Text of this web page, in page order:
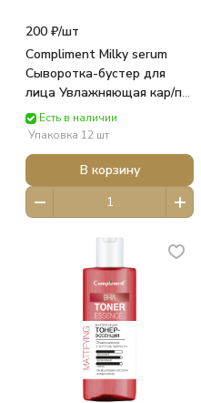
200 ₽/шт
Compliment Milky serum
Сыворотка-бустер для
лица Увлажняющая кар/п
27мл 890507 ТИМЕКС
Есть в наличии
Упаковка 12 шт
В корзину